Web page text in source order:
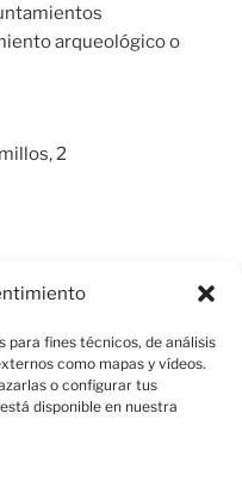
para fines técnicos, de análisis
como mapas y vídeos.
o configurar tus
disponible en nuestra
arqueológico o
2
Monasterio 1590-
1892 Enrique
por Francisco de
al